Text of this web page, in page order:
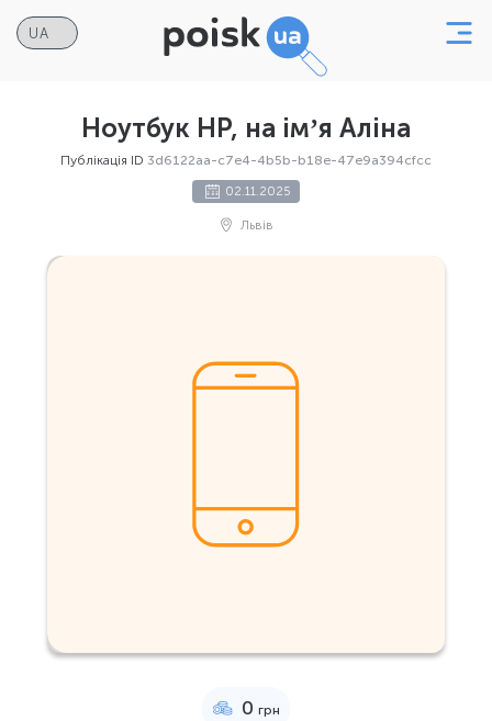
Ноутбук HP, на імʼя Аліна
Публікація ID 3d6122aa-c7e4-4b5b-b18e-47e9a394cfcc
02.11.2025
Львів
0 грн